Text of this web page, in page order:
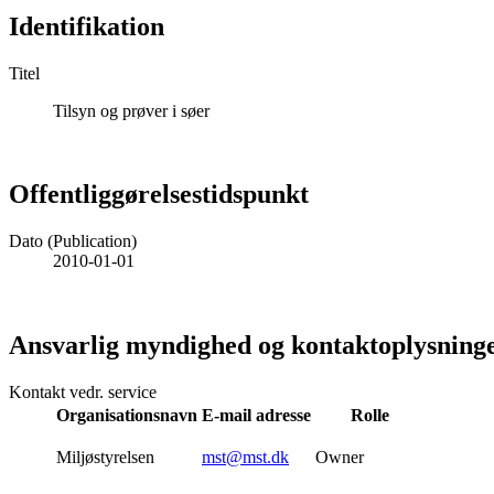
Identifikation
Titel
Tilsyn og prøver i søer
Offentliggørelsestidspunkt
Dato (Publication)
2010-01-01
Ansvarlig myndighed og
Kontakt vedr. service
Organisationsnavn E-mail adresse Rolle
Miljøstyrelsen mst@mst.dk Owner